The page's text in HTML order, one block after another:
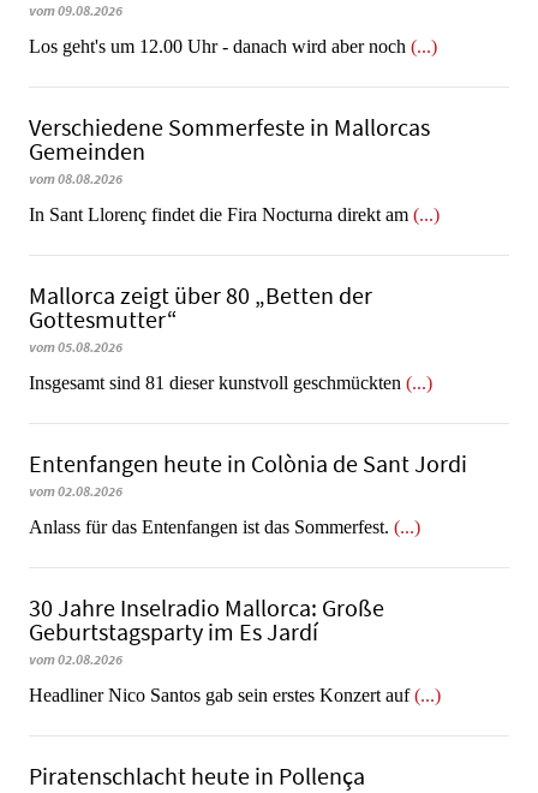
vom 09.08.2026
Los geht's um 12.00 Uhr - danach wird aber noch (...)
Verschiedene Sommerfeste in Mallorcas
Gemeinden
vom 08.08.2026
In Sant Llorenç findet die Fira Nocturna direkt am (...)
Mallorca zeigt über 80 „Betten der
Gottesmutter“
vom 05.08.2026
Insgesamt sind 81 dieser kunstvoll geschmückten (...)
Entenfangen heute in Colònia de Sant Jordi
vom 02.08.2026
Anlass für das Entenfangen ist das Sommerfest. (...)
30 Jahre Inselradio Mallorca: Große
Geburtstagsparty im Es Jardí
vom 02.08.2026
Headliner Nico Santos gab sein erstes Konzert auf(...)
Piratenschlacht heute in Po­llen­ça